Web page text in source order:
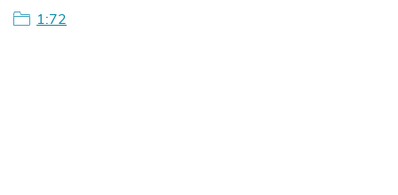
1:72